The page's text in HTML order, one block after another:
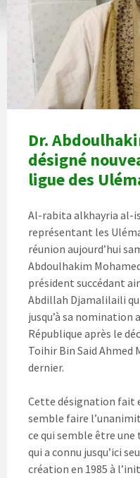
Dr.
désigné
ligue des
Al-rabita alkhayria al-
représentant les
réunion aujourd’hui
Abdoulhakim
président succédant
Abdillah Djamalilaili
jusqu’à sa nomination
République après le
Toihir Bin Said Ahmed
dernier.
Cette désignation fait
semble faire
ce qui semble être
qui a connu jusqu’ici
création en 1985 à